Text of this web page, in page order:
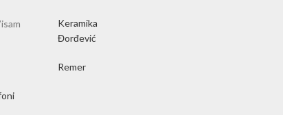
Keramika
Đorđević
Remer